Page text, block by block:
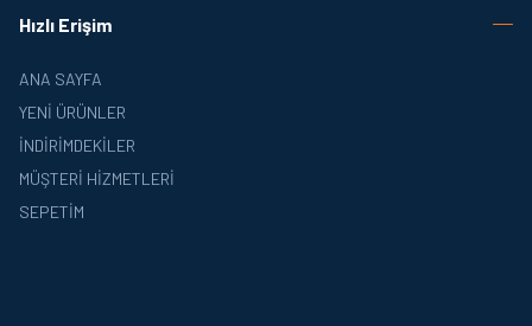
Hızlı Erişim
ANA SAYFA
YENI ÜRÜNLER
İNDIRIMDEKILER
MÜŞTERI HIZMETLERI
SEPETIM